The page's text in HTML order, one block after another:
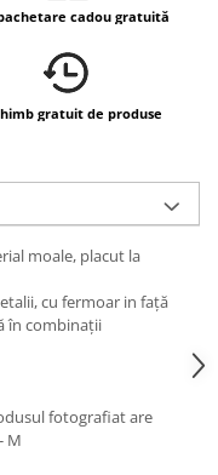
cadou gratuită
gratuit de produse
moale, placut la
cu fermoar in față
în combinații
fotografiat are
M